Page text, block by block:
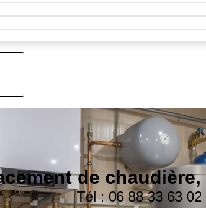
de
Tél : 06 88 33 63 02